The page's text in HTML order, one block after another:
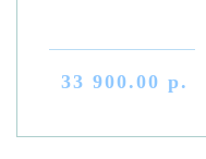
33 900.00 р.